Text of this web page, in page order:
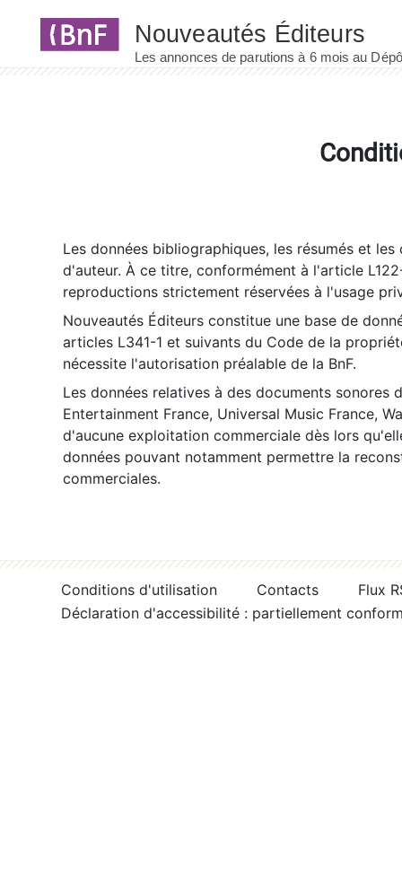
Les données bibliographiques, les résumés et
d'auteur. À ce titre, conformément à l'article
reproductions strictement réservées à l'usage
Nouveautés Éditeurs constitue une base de
articles L341-1 et suivants du Code de la
nécessite l'autorisation préalable de la BnF.
Les données relatives à des documents sonores
Entertainment France, Universal Music France,
d'aucune exploitation commerciale dès lors
données pouvant notamment permettre la
commerciales.
Conditions d'utilisation Contacts
Flux
Déclaration d'accessibilité : partiellement